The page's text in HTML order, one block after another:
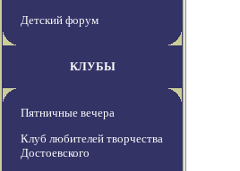
Детский форум
КЛУБЫ
Пятничные вечера
Клуб любителей творчества
Достоевского